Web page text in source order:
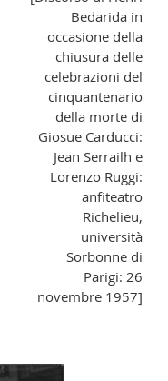
Bedarida in
occasione della
chiusura delle
celebrazioni del
cinquantenario
della morte di
Giosue Carducci:
Jean Serrailh e
Lorenzo Ruggi:
anfiteatro
Richelieu,
università
Sorbonne di
Parigi: 26
novembre 1957]